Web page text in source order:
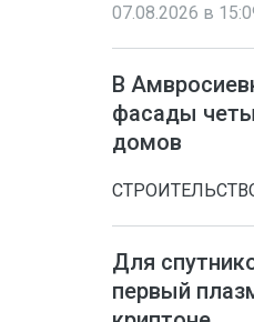
07.08.2026 в
В
фасады
домов
Для
первый